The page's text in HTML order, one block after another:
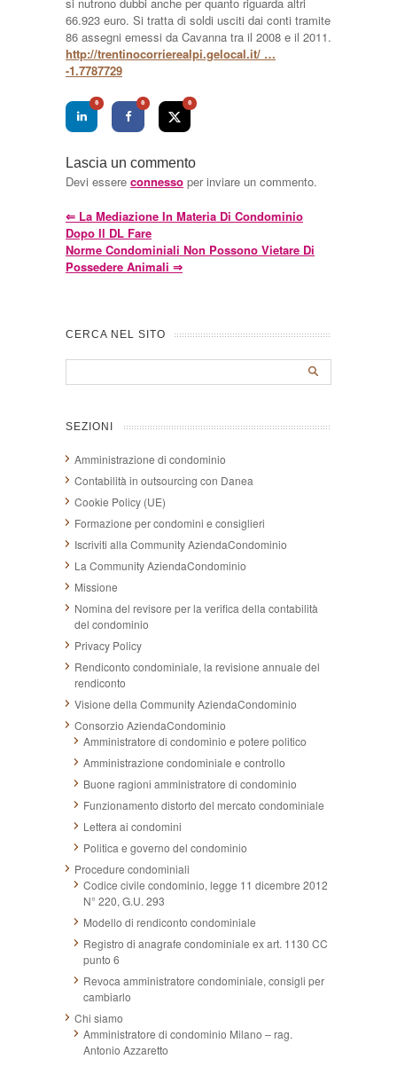
66.923 euro. Si tratta di soldi usciti dai conti tramite
86 assegni emessi da Cavanna tra il 2008 e il 2011.
http://trentinocorrierealpi.gelocal.it/ …
-1.7787729
0 0 0
Lascia un commento
Devi essere connesso per inviare un commento.
⇐ La Mediazione In Materia Di Condominio
Dopo Il DL Fare
Norme Condominiali Non Possono Vietare Di
Possedere Animali ⇒
CERCA NEL SITO
SEZIONI
Amministrazione di condominio
Contabilità in outsourcing con Danea
Cookie Policy (UE)
Formazione per condomini e consiglieri
Iscriviti alla Community AziendaCondominio
La Community AziendaCondominio
Missione
Nomina del revisore per la verifica della contabilità
del condominio
Privacy Policy
Rendiconto condominiale, la revisione annuale del
rendiconto
Visione della Community AziendaCondominio
Consorzio AziendaCondominio
Amministratore di condominio e potere politico
Amministrazione condominiale e controllo
Buone ragioni amministratore di condominio
Funzionamento distorto del mercato condominiale
Lettera ai condomini
Politica e governo del condominio
Procedure condominiali
Codice civile condominio, legge 11 dicembre 2012
N° 220, G.U. 293
Modello di rendiconto condominiale
Registro di anagrafe condominiale ex art. 1130 CC
punto 6
Revoca amministratore condominiale, consigli per
cambiarlo
Chi siamo
Amministratore di condominio Milano – rag.
Antonio Azzaretto